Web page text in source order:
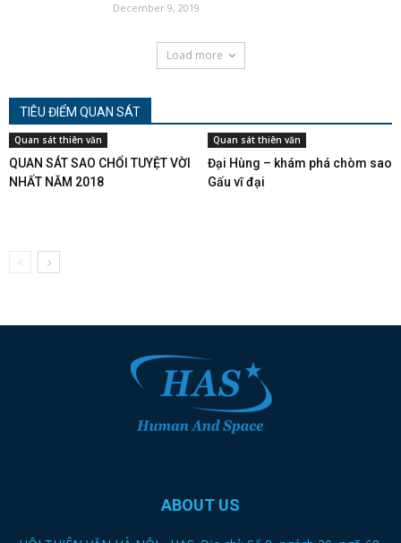
December 9, 2019
Load more
TIÊU ĐIỂM QUAN SÁT
Quan sát thiên văn
QUAN SÁT SAO CHỔI TUYỆT VỜI
NHẤT NĂM 2018
Quan sát thiên văn
Đại Hùng – khám phá chòm sao
Gấu vĩ đại
ABOUT US